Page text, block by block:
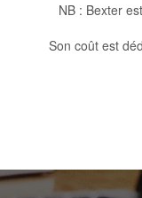
NB : Bexter
Son coût est